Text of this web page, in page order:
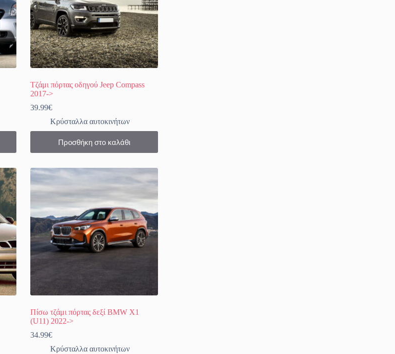
Τζάμι πόρτας οδηγού Jeep Compass
2017->
39.99€
Κρύσταλλα αυτοκινήτων
Προσθήκη στο καλάθι
Πίσω τζάμι πόρτας δεξί BMW X1
(U11) 2022->
34.99€
Κρύσταλλα αυτοκινήτων